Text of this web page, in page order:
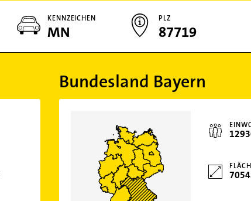
KENNZEICHEN
MN
PLZ
87719
Bundesland Bayern